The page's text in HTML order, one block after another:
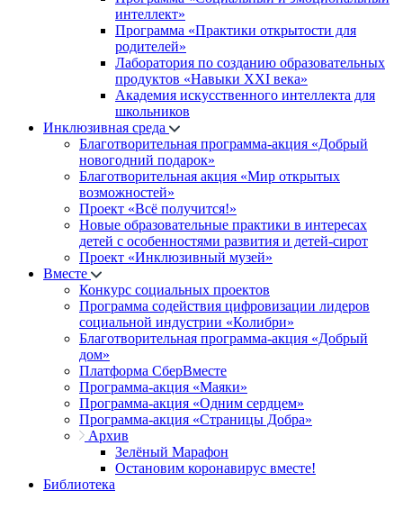
интеллект»
Программа «Практики открытости для
родителей»
Лаборатория по созданию образовательных
продуктов «Навыки XXI века»
Академия искусственного интеллекта для
школьников
Инклюзивная среда
Благотворительная программа-акция «Добрый
новогодний подарок»
Благотворительная акция «Мир открытых
возможностей»
Проект «Всё получится!»
Новые образовательные практики в интересах
детей с особенностями развития и детей-сирот
Проект «Инклюзивный музей»
Вместе
Конкурс социальных проектов
Программа содействия цифровизации лидеров
социальной индустрии «Колибри»
Благотворительная программа-акция «Добрый
дом»
Платформа СберВместе
Программа-акция «Маяки»
Программа-акция «Одним сердцем»
Программа-акция «Страницы Добра»
Архив
Зелёный Марафон
Остановим коронавирус вместе!
Библиотека